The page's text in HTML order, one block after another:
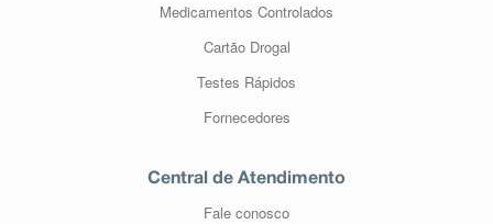
Medicamentos Controlados
Cartão Drogal
Testes Rápidos
Fornecedores
Central de Atendimento
Fale conosco